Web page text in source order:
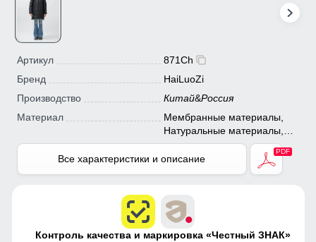
Артикул
871Ch
Бренд
HaiLuoZi
Производство
Китай&Россия
Материал
Мембранные материалы,
Натуральные материалы,
Полиэстер, Плащевка,
Тефлон, Болонь,
Экологичные материалы
Все характеристики и описание
Контроль качества и маркировка «Честный ЗНАК»